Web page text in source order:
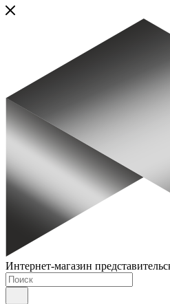
Интернет-магазин